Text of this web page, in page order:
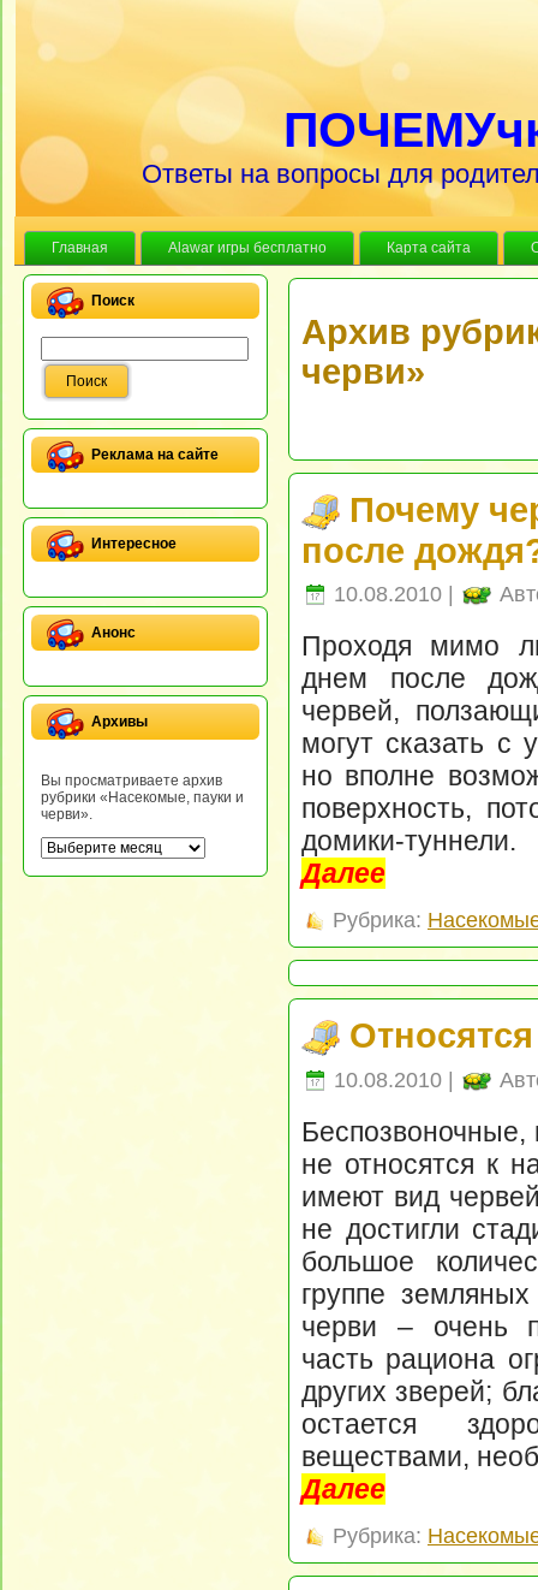
Ответы на вопросы для
Главная Alawar игры бесплатно Карта сайта
Поиск
Реклама на сайте
Интересное
Анонс
Архивы
Вы просматриваете архив
рубрики «Насекомые, пауки и
черви».
Архив
черви»
Почему
после
10.08.2010 |
Проходя мимо
днем после
червей,
могут сказать с
но вполне
поверхность,
домики-туннели.
Далее
Рубрика:
10.08.2010 |
Беспозвоночные,
не относятся к
имеют вид
не достигли
большое
группе
черви – очень
часть рациона
других зверей;
остается
веществами,
Далее
Рубрика: